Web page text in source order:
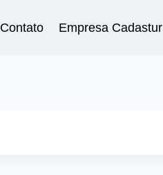
Contato Empresa Cadastur